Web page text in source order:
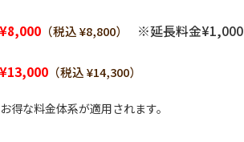
¥8,000 （税込 ¥8,800） ※延長料金¥1,000
¥13,000 （税込 ¥14,300）
得な料金体系が適用されます。